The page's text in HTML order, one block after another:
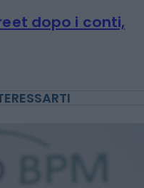
dopo i conti,